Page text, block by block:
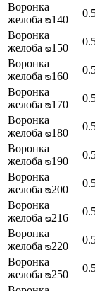
Воронка
желоба ᴓ140
Воронка
желоба ᴓ150
Воронка
желоба ᴓ160
Воронка
желоба ᴓ170
Воронка
желоба ᴓ180
Воронка
желоба ᴓ190
Воронка
желоба ᴓ200
Воронка
желоба ᴓ216
Воронка
желоба ᴓ220
Воронка
желоба ᴓ250